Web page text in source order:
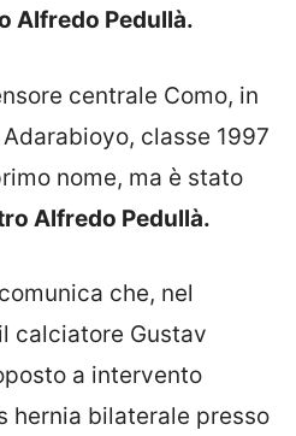
Alfredo Pedullà.
centrale Como, in
Adarabioyo, classe 1997
nome, ma è stato
Alfredo Pedullà.
che, nel
calciatore Gustav
a intervento
hernia bilaterale presso